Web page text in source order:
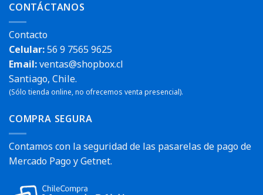
CONTÁCTANOS
Contacto
Celular:56 9 7565 9625
Email:ventas@shopbox.cl
Santiago, Chile.
(Sólo tienda online, no ofrecemos venta presencial).
COMPRA SEGURA
Contamos con la seguridad de las pasarelas de pago de
Mercado Pago y Getnet.